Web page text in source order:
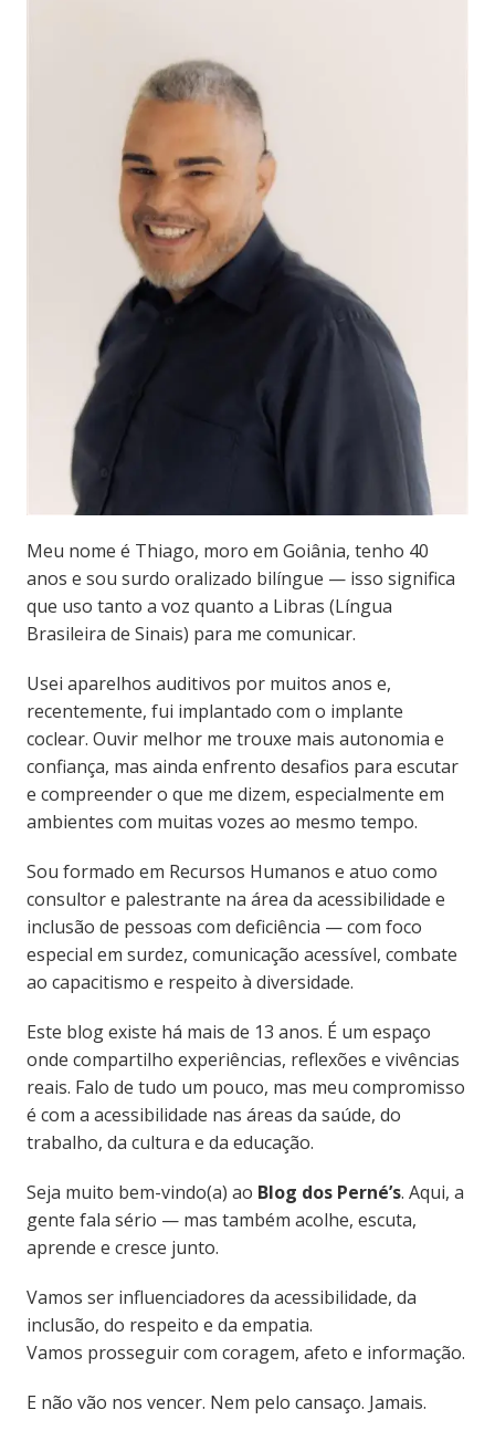
Meu nome é Thiago, moro em Goiânia, tenho 40
anos e sou surdo oralizado bilíngue — isso significa
que uso tanto a voz quanto a Libras (Língua
Brasileira de Sinais) para me comunicar.
Usei aparelhos auditivos por muitos anos e,
recentemente, fui implantado com o implante
coclear. Ouvir melhor me trouxe mais autonomia e
confiança, mas ainda enfrento desafios para escutar
e compreender o que me dizem, especialmente em
ambientes com muitas vozes ao mesmo tempo.
Sou formado em Recursos Humanos e atuo como
consultor e palestrante na área da acessibilidade e
inclusão de pessoas com deficiência — com foco
especial em surdez, comunicação acessível, combate
ao capacitismo e respeito à diversidade.
Este blog existe há mais de 13 anos. É um espaço
onde compartilho experiências, reflexões e vivências
reais. Falo de tudo um pouco, mas meu compromisso
é com a acessibilidade nas áreas da saúde, do
trabalho, da cultura e da educação.
Seja muito bem-vindo(a) ao Blog dos Perné’s. Aqui, a
gente fala sério — mas também acolhe, escuta,
aprende e cresce junto.
Vamos ser influenciadores da acessibilidade, da
inclusão, do respeito e da empatia.
Vamos prosseguir com coragem, afeto e informação.
E não vão nos vencer. Nem pelo cansaço. Jamais.